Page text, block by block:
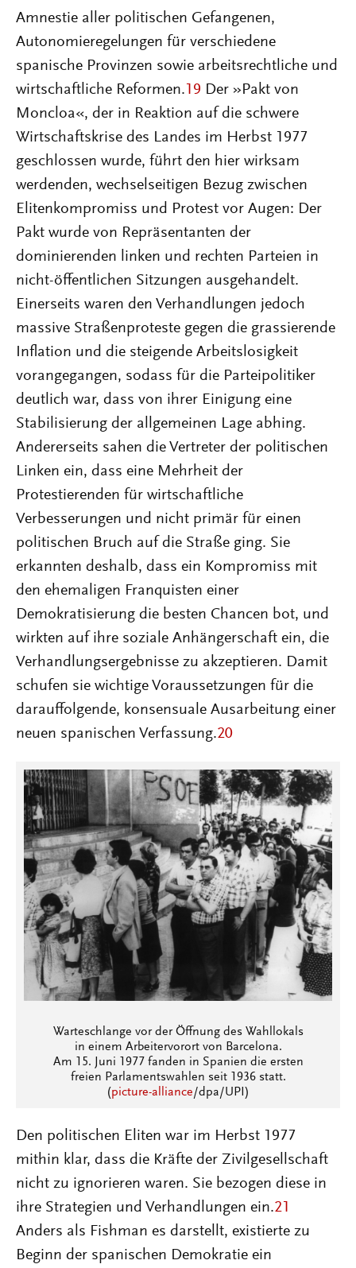
Amnestie aller politischen Gefangenen,
Autonomieregelungen für verschiedene
spanische Provinzen sowie arbeitsrechtliche und
wirtschaftliche Reformen. 19 Der »Pakt von
Moncloa«, der in Reaktion auf die schwere
Wirtschaftskrise des Landes im Herbst 1977
geschlossen wurde, führt den hier wirksam
werdenden, wechselseitigen Bezug zwischen
Elitenkompromiss und Protest vor Augen: Der
Pakt wurde von Repräsentanten der
dominierenden linken und rechten Parteien in
nicht-öffentlichen Sitzungen ausgehandelt.
Einerseits waren den Verhandlungen jedoch
massive Straßenproteste gegen die grassierende
Inflation und die steigende Arbeitslosigkeit
vorangegangen, sodass für die Parteipolitiker
deutlich war, dass von ihrer Einigung eine
Stabilisierung der allgemeinen Lage abhing.
Andererseits sahen die Vertreter der politischen
Linken ein, dass eine Mehrheit der
Protestierenden für wirtschaftliche
Verbesserungen und nicht primär für einen
politischen Bruch auf die Straße ging. Sie
erkannten deshalb, dass ein Kompromiss mit
den ehemaligen Franquisten einer
Demokratisierung die besten Chancen bot, und
wirkten auf ihre soziale Anhängerschaft ein, die
Verhandlungsergebnisse zu akzeptieren. Damit
schufen sie wichtige Voraussetzungen für die
darauffolgende, konsensuale Ausarbeitung einer
neuen spanischen Verfassung.20
Warteschlange vor der Öffnung des Wahllokals
in einem Arbeitervorort von Barcelona.
Am 15. Juni 1977 fanden in Spanien die ersten
freien Parlamentswahlen seit 1936 statt.
(picture-alliance/dpa/UPI)
Den politischen Eliten war im Herbst 1977
mithin klar, dass die Kräfte der Zivilgesellschaft
nicht zu ignorieren waren. Sie bezogen diese in
ihre Strategien und Verhandlungen ein.21
Anders als Fishman es darstellt, existierte zu
Beginn der spanischen Demokratie ein